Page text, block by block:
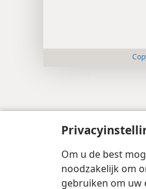
Om u de best
noodzakelijk om
gebruiken om uw